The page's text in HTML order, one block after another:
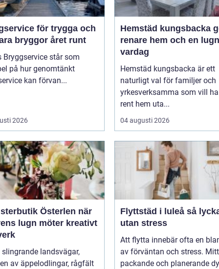
för trygga och
bryggor året runt
Bryggservice står som
på hur genomtänkt
kan förvan...
2026
Hemstäd kungsbacka
renare hem och en
vardag
Hemstäd kungsbacka är ett
naturligt val för familjer och
yrkesverksamma som vill
rent hem uta...
04 augusti 2026
Österlen när
lugn möter kreativt
landsvägar,
av äppelodlingar, rågfält
Flyttstäd i luleå så lyckas du
utan stress
Att flytta innebär ofta en
av förväntan och stress.
packande och planerande